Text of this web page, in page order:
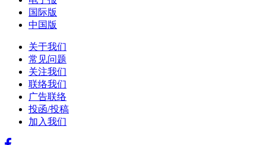
国际版
中国版
关于我们
常见问题
关注我们
联络我们
广告联络
投函/投稿
加入我们